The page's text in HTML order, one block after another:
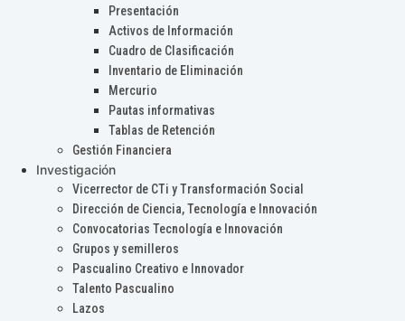
Presentación
Activos de Información
Cuadro de Clasificación
Inventario de Eliminación
Mercurio
Pautas informativas
Tablas de Retención
Gestión Financiera
Investigación
Vicerrector de CTi y Transformación Social
Dirección de Ciencia, Tecnología e Innovación
Convocatorias Tecnología e Innovación
Grupos y semilleros
Pascualino Creativo e Innovador
Talento Pascualino
Lazos